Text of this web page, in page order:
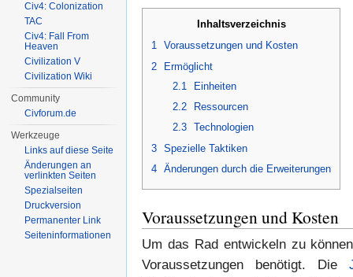
Inhaltsverzeichnis
1 Voraussetzungen und Kosten
2
Ermöglicht
2.1
Einheiten
2.2
Ressourcen
2.3
Technologien
3 Spezielle Taktiken
4 Änderungen durch die Erweiterungen
Voraussetzungen und Kosten
Um das Rad entwickeln zu
Voraussetzungen benötigt. Die
Civ4: Colonization
TAC
Civ4: Fall From
Heaven
Civilization V
Civilization Wiki
Community
Civforum.de
Werkzeuge
Links auf diese Seite
Änderungen an
verlinkten Seiten
Spezialseiten
Druckversion
Permanenter Link
Seiten­informationen